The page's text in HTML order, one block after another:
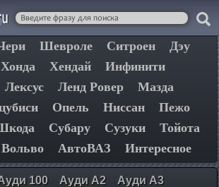
Шевроле Ситроен
Дэу
Хонда Хендай
Инфинити
Лексус Ленд Ровер
Мазда
Опель Ниссан
Пежо
Субару Сузуки
Тойота
Вольво АвтоВАЗ Интересное
100 Ауди А2
Ауди А3